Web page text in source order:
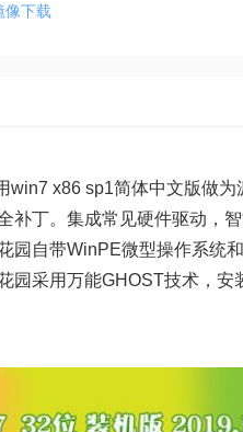
像下载
win7 x86 sp1简体中文版做为
补丁。集成常见硬件驱动，
园 自带WinPE微型操作系统
园采用万能GHOST技术，安